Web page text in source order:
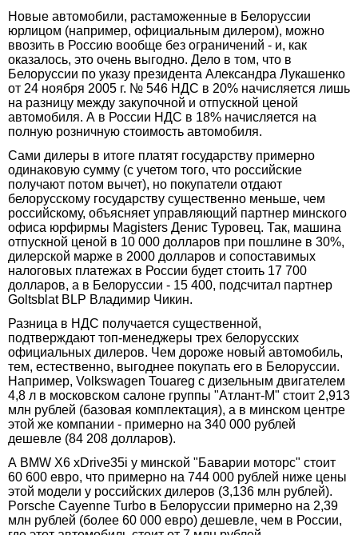
Новые автомобили, растаможенные в Белоруссии
юрлицом (например, официальным дилером), можно
ввозить в Россию вообще без ограничений - и, как
оказалось, это очень выгодно. Дело в том, что в
Белоруссии по указу президента Александра Лукашенко
от 24 ноября 2005 г. № 546 НДС в 20% начисляется лишь
на разницу между закупочной и отпускной ценой
автомобиля. А в России НДС в 18% начисляется на
полную розничную стоимость автомобиля.
Сами дилеры в итоге платят государству примерно
одинаковую сумму (с учетом того, что российские
получают потом вычет), но покупатели отдают
белорусскому государству существенно меньше, чем
российскому, объясняет управляющий партнер минского
офиса юрфирмы Magisters Денис Туровец. Так, машина
отпускной ценой в 10 000 долларов при пошлине в 30%,
дилерской марже в 2000 долларов и сопоставимых
налоговых платежах в России будет стоить 17 700
долларов, а в Белоруссии - 15 400, подсчитал партнер
Goltsblat BLP Владимир Чикин.
Разница в НДС получается существенной,
подтверждают топ-менеджеры трех белорусских
официальных дилеров. Чем дороже новый автомобиль,
тем, естественно, выгоднее покупать его в Белоруссии.
Например, Volkswagen Touareg с дизельным двигателем
4,8 л в московском салоне группы "Атлант-М" стоит 2,913
млн рублей (базовая комплектация), а в минском центре
этой же компании - примерно на 340 000 рублей
дешевле (84 208 долларов).
А BMW X6 xDrive35i у минской "Баварии моторс" стоит
60 600 евро, что примерно на 744 000 рублей ниже цены
этой модели у российских дилеров (3,136 млн рублей).
Porsche Cayenne Turbo в Белоруссии примерно на 2,39
млн рублей (более 60 000 евро) дешевле, чем в России,